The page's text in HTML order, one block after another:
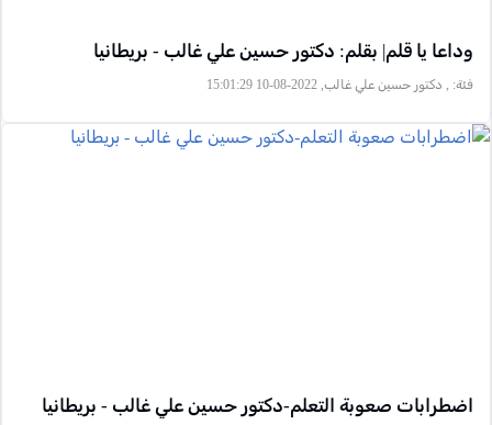
وداعا يا قلم| بقلم: دكتور حسين علي غالب - بريطانيا
فئة: , دكتور حسين علي غالب, 2022-08-10 15:01:29
اضطرابات صعوبة التعلم-دكتور حسين علي غالب - بريطانيا